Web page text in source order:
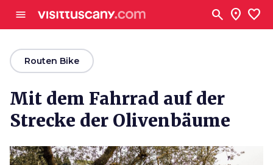
menu search location_on favorite
arrow_backRouten Bike
Mit dem Fahrrad auf der
Strecke der Olivenbäume